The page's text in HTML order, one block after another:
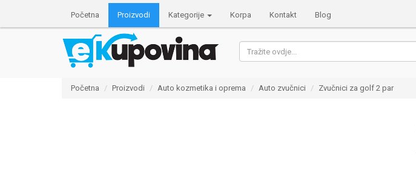
info@ekupovina.com
Početna Proizvodi Kategorije Korpa Kontakt Blog
Početna Proizvodi Auto kozmetika i oprema Auto zvučnici Zvučnici za golf 2 par